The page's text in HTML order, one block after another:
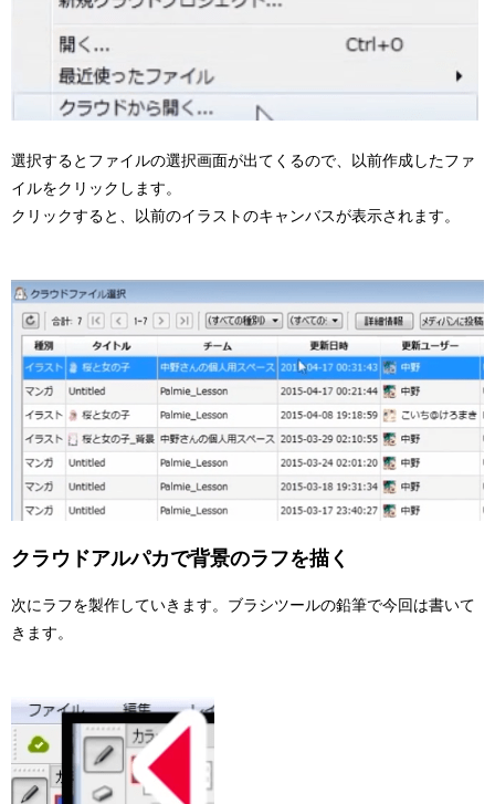
選択するとファイルの選択画面が出てくるので、以前作成したファ
イルをクリックします。
クリックすると、以前のイラストのキャンバスが表示されます。
クラウドアルパカで背景のラフを描く
次にラフを製作していきます。ブラシツールの鉛筆で今回は書いて
きます。